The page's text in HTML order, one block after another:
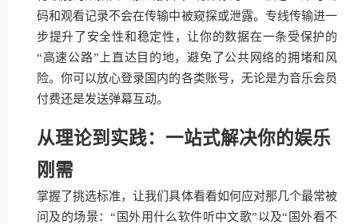
码和观看记录不会在传输中被窥探或泄露。专线传输进一
步提升了安全性和稳定性，让你的数据在一条受保护的
“高速公路”上直达目的地，避免了公共网络的拥堵和风
险。你可以放心登录国内的各类账号，无论是为音乐会员
付费还是发送弹幕互动。
从理论到实践：一站式解决你的娱乐
刚需
掌握了挑选标准，让我们具体看看如何应对那几个最常被
问及的场景：“国外用什么软件听中文歌”以及“国外看不